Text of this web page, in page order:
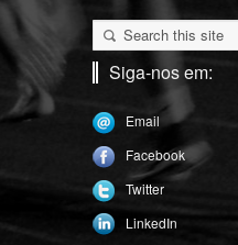
Siga-nos em:
Email
Facebook
Twitter
LinkedIn